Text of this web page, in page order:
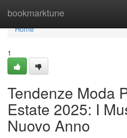
bookmarktune
Home
Home
1
Tendenze Moda
Estate 2025: I
Nuovo Anno